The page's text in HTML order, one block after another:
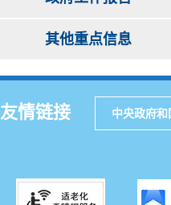
其他重点信息
友情链接 中央政府